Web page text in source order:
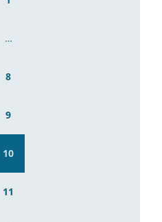
…
8
9
10
11